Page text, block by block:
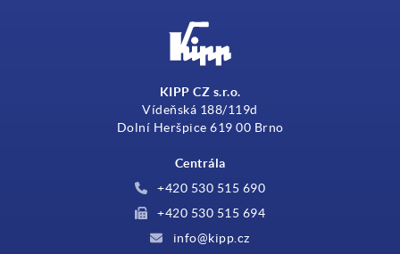
KIPP CZ s.r.o.
Vídeňská 188/119d
Dolní Heršpice 619 00 Brno
Centrála
+420 530 515 690
+420 530 515 694
info@kipp.cz